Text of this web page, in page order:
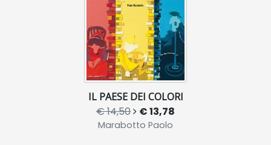
IL PAESE DEI COLORI
€ 14,50 € 13,78
Marabotto Paolo